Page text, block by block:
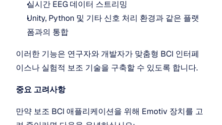
실시간 EEG 데이터 스트리밍
Unity, Python 및 기타 신호 처리 환경과 같은 플랫
폼과의 통합
이러한 기능은 연구자와 개발자가 맞춤형 BCI 인터페
이스나 실험적 보조 기술을 구축할 수 있도록 합니다.
중요 고려사항
만약 보조 BCI 애플리케이션을 위해 Emotiv 장치를 고